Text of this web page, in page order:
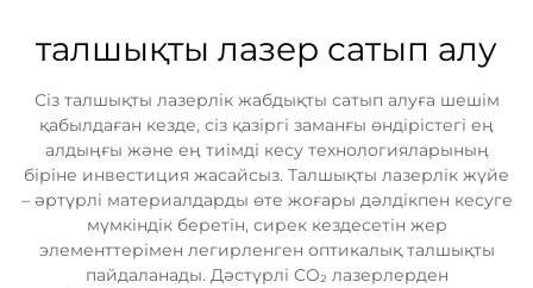
талшықты лазер сатып алу
Сіз талшықты лазерлік жабдықты сатып алуға шешім
қабылдаған кезде, сіз қазіргі заманғы өндірістегі ең
алдыңғы және ең тиімді кесу технологияларының
біріне инвестиция жасайсыз. Талшықты лазерлік жүйе
– әртүрлі материалдарды өте жоғары дәлдікпен кесуге
мүмкіндік беретін, сирек кездесетін жер
элементтерімен легирленген оптикалық талшықты
пайдаланады. Дәстүрлі CO₂ лазерлерден